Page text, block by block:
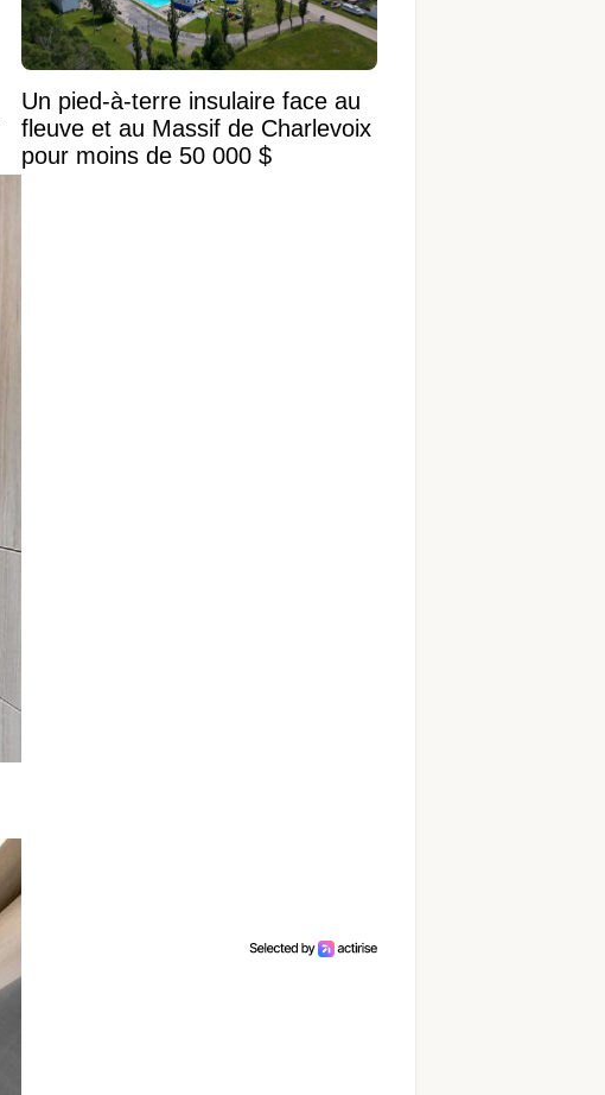
Un pied-à-terre insulaire face au
fleuve et au Massif de Charlevoix
pour moins de 50 000 $